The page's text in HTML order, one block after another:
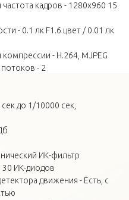
кадров - 1280х960 15
- 0.1 лк F1.6 цвет / 0.01 лк
- H.264, MJPEG
- 2
до 1/10000 сек,
ИК-фильтр
30 ИК-диодов
движения - Есть, с